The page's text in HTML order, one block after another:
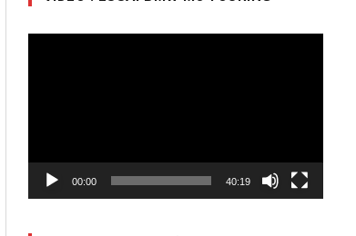
00:00 40:19